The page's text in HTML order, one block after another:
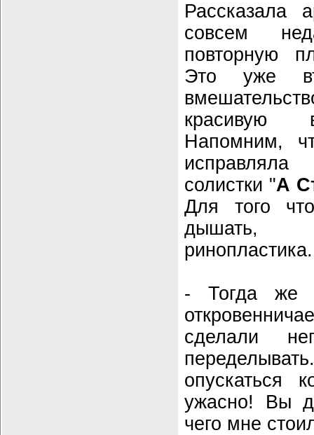
Рассказала
совсем
повторную
Это уже
красивую
Напомним,
солистки "А
Для того
дышать,
ринопластика.
- Тогда же
сделали
опускаться
ужасно! Вы
чего мне